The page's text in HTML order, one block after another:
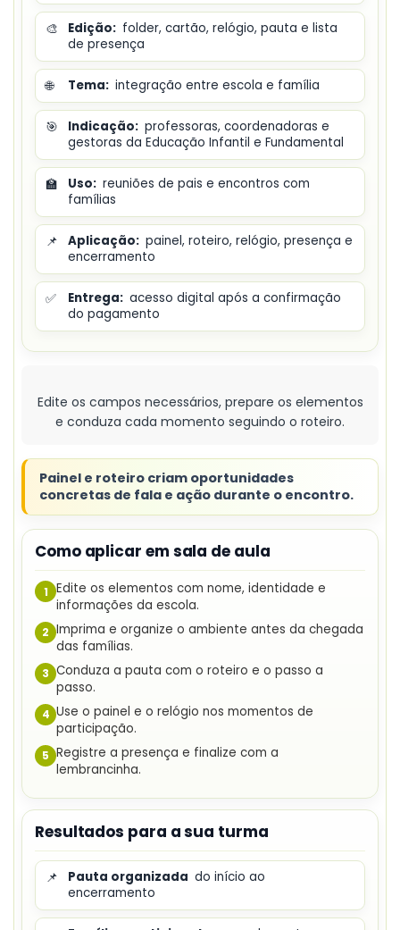
🎨 Edição: folder, cartão, relógio, pauta e lista
de presença
🌐 Tema: integração entre escola e família
🎯 Indicação: professoras, coordenadoras e
gestoras da Educação Infantil e Fundamental
🏫 Uso: reuniões de pais e encontros com
famílias
📌 Aplicação: painel, roteiro, relógio, presença e
encerramento
✅ Entrega: acesso digital após a confirmação
do pagamento
Edite os campos necessários, prepare os elementos
e conduza cada momento seguindo o roteiro.
Painel e roteiro criam oportunidades
concretas de fala e ação durante o encontro.
Como aplicar em sala de aula
1 Edite os elementos com nome, identidade e
informações da escola.
2 Imprima e organize o ambiente antes da chegada
das famílias.
3 Conduza a pauta com o roteiro e o passo a
passo.
4 Use o painel e o relógio nos momentos de
participação.
5 Registre a presença e finalize com a
lembrancinha.
Resultados para a sua turma
📌 Pauta organizada do início ao
encerramento